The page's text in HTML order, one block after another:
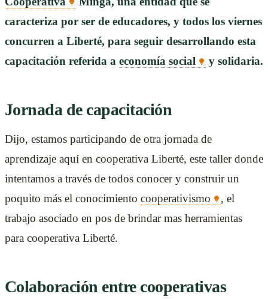
caracteriza por ser de educadores, y todos los viernes
concurren a Liberté, para seguir desarrollando esta
capacitación referida a economía social y solidaria.
Jornada de capacitación
Dijo, estamos participando de otra jornada de
aprendizaje aquí en cooperativa Liberté, este taller donde
intentamos a través de todos conocer y construir un
poquito más el conocimiento cooperativismo
, el
trabajo asociado en pos de brindar mas herramientas
para cooperativa Liberté.
Colaboración entre cooperativas